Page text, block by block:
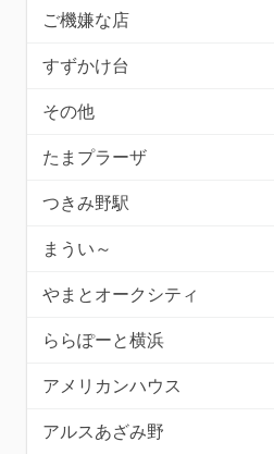
ご機嫌な店
すずかけ台
その他
たまプラーザ
つきみ野駅
まうい～
やまとオークシティ
ららぽーと横浜
アメリカンハウス
アルスあざみ野